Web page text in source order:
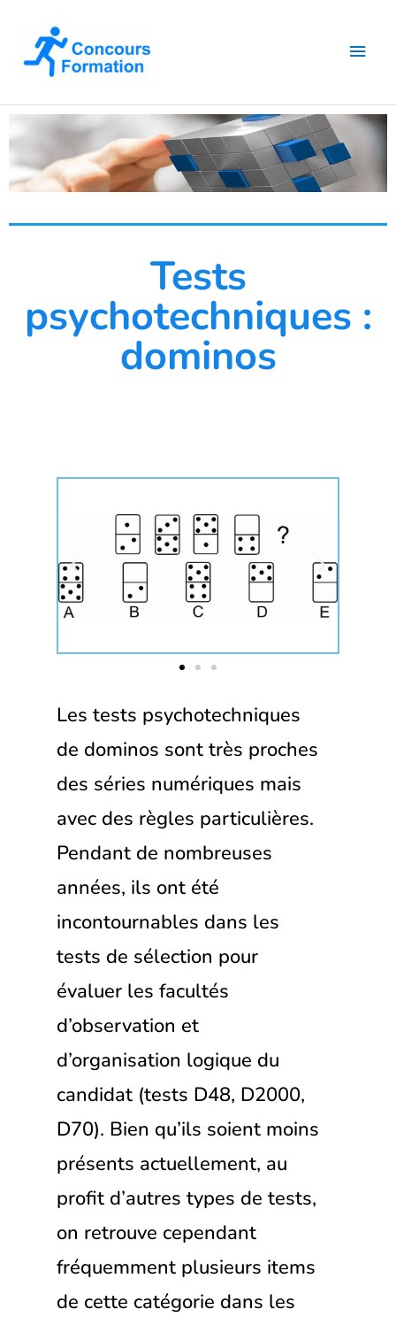
contenu
Tests
psychotechniques :
dominos
Les tests psychotechniques
de dominos sont très proches
des séries numériques mais
avec des règles particulières.
Pendant de nombreuses
années, ils ont été
incontournables dans les
tests de sélection pour
évaluer les facultés
d’observation et
d’organisation logique du
candidat (tests D48, D2000,
D70). Bien qu’ils soient moins
présents actuellement, au
profit d’autres types de tests,
on retrouve cependant
fréquemment plusieurs items
de cette catégorie dans les